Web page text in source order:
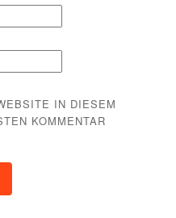
IN DIESEM
KOMMENTAR